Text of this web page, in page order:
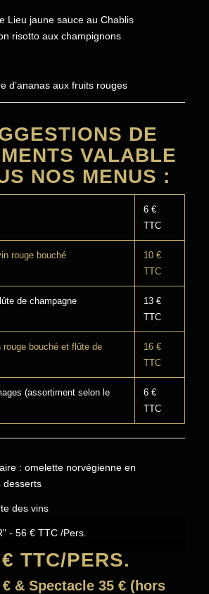
Lieu jaune sauce au Chablis
risotto aux champignons
d’ananas aux fruits rouges
DE
VALABLE
NOS MENUS :
6 €
TTC
rouge bouché
10 €
TTC
de champagne
13 €
TTC
bouché et flûte de
16 €
TTC
(assortiment selon le
6 €
TTC
: omelette norvégienne en
desserts
des vins
- 56 € TTC /Pers.
TTC/PERS.
€ & Spectacle 35 € (hors